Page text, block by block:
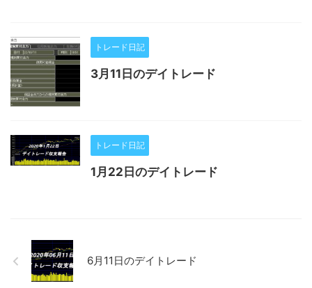
トレード日記
3月11日のデイトレード
トレード日記
1月22日のデイトレード
6月11日のデイトレード